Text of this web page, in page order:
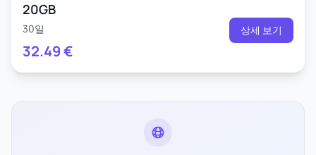
20GB
30일
32.49€
상세 보기